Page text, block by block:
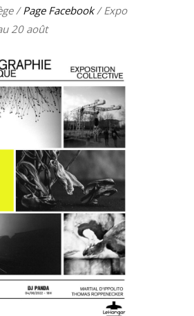
/Page Facebook/ Expo
20 août